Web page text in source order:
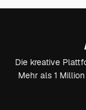
Die kreative
Mehr als 1